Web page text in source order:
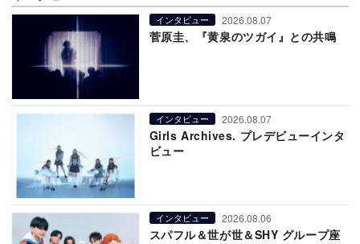
インタビュー 2026.08.07
菅原圭、『黄泉のツガイ』との共鳴
インタビュー 2026.08.07
Girls Archives. プレデビューインタ
ビュー
インタビュー 2026.08.06
スパフル＆世が世＆SHY グループ座